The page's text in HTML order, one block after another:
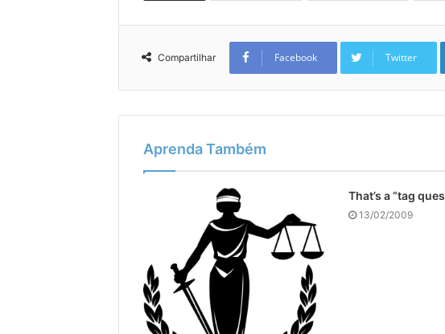
Compartilhar Facebook Twitter
Aprenda Também
That’s a “tag
13/02/2009